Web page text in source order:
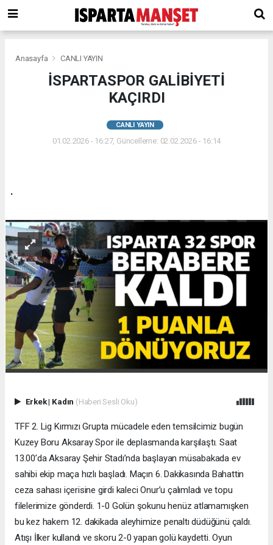
Anasayfa CANLI YAYIN
İSPARTASPOR GALİBİYETİ
KAÇIRDI
CANLI YAYIN
01.02.2026 - 16:27, Güncelleme: 02.02.2026 - 16:14
.
Erkek| Kadın (Haberi Sesli Oku)
TFF 2. Lig Kırmızı Grupta mücadele eden temsilcimiz bugün
Kuzey Boru Aksaray Spor ile deplasmanda karşılaştı. Saat
13.00’da Aksaray Şehir Stadı’nda başlayan müsabakada ev
sahibi ekip maça hızlı başladı. Maçın 6. Dakikasında Bahattin
ceza sahası içerisine girdi kaleci Onur’u çalımladı ve topu
filelerimize gönderdi. 1-0 Golün şokunu henüz atlamamışken
bu kez hakem 12. dakikada aleyhimize penaltı düdüğünü çaldı.
Atışı İlker kullandı ve skoru 2-0 yapan golü kaydetti. Oyun